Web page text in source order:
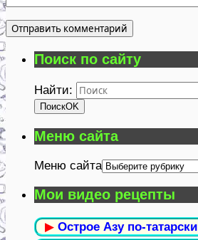
Поиск по сайту
Найти:
ПоискOK
Меню сайта
Меню сайта
Мои видео рецепты
▶ Острое Азу по-татарски